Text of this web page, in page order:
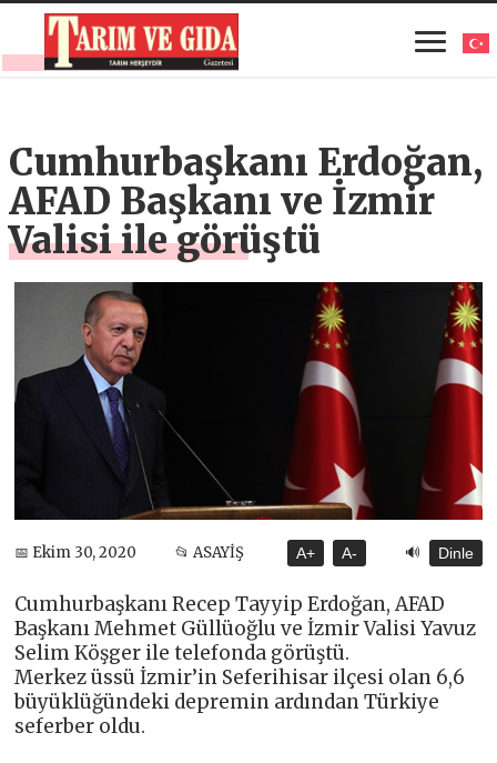
Cumhurbaşkanı Erdoğan,
AFAD Başkanı ve İzmir
Valisi ile görüştü
📅 Ekim 30, 2020 📂 ASAYİŞ A+ A- 🔊 Dinle
Cumhurbaşkanı Recep Tayyip Erdoğan, AFAD
Başkanı Mehmet Güllüoğlu ve İzmir Valisi Yavuz
Selim Köşger ile telefonda görüştü.
Merkez üssü İzmir’in Seferihisar ilçesi olan 6,6
büyüklüğündeki depremin ardından Türkiye
seferber oldu.